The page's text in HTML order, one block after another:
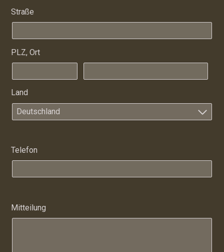
Straße
PLZ, Ort
Land
Deutschland
Telefon
Mitteilung